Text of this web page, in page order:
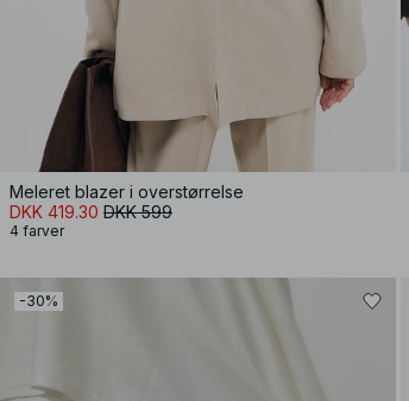
Meleret blazer i overstørrelse
DKK 419.30 DKK 599
4 farver
-30%